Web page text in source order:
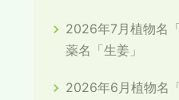
2026年7月植物名
薬名「生姜」
2026年6月植物名